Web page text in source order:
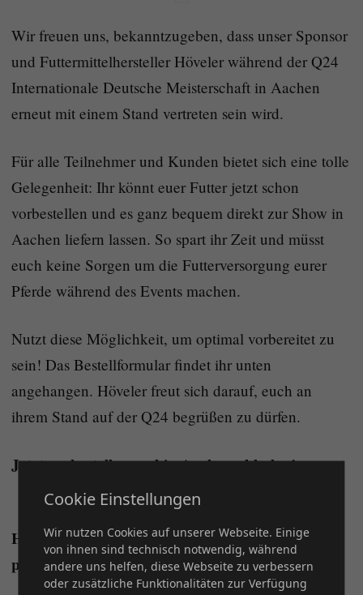
Wir freuen uns, bekanntzugeben, dass unser Sponsor
und Futtermittelhersteller Höveler während der Q24
Internationale Deutsche Meisterschaft in Aachen
erneut mit einem Stand vertreten sein wird.
Für alle Teilnehmer und Kunden bietet sich eine tolle
Gelegenheit: Ihr könnt euer Futter jetzt schon
vorbestellen und es ganz bequem direkt zur Show in
Aachen liefern lassen. So spart ihr Zeit und müsst
euch keine Sorgen um die Futterversorgung eurer
Pferde während des Events machen.
Nutzt diese Möglichkeit, um optimal vorbereitet zu
sein! Das Bestellformular findet ihr unten
angehangen. Höveler freut sich darauf, euch an
ihrem Stand auf der Q24 begrüßen zu dürfen.
Jetzt vorbestellen und in Aachen abholen!
Höveler at the Q24: Pre-order and conveniently
pick up your feed in Aachen!
Cookie Einstellungen
Wir nutzen Cookies auf unserer Webseite. Einige
von ihnen sind technisch notwendig, während
andere uns helfen, diese Webseite zu verbessern
oder zusätzliche Funktionalitäten zur Verfügung